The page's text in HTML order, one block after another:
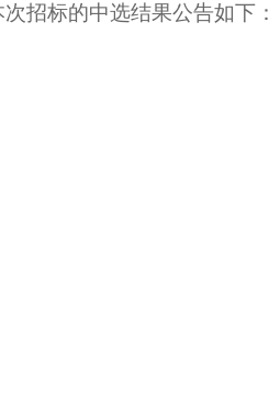
招标的中选结果公告如下：